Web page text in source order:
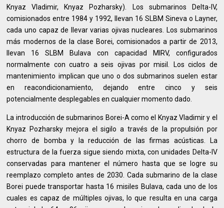
Knyaz Vladimir, Knyaz Pozharsky). Los submarinos Delta-IV,
comisionados entre 1984 y 1992, llevan 16 SLBM Sineva o Layner,
cada uno capaz de llevar varias ojivas nucleares. Los submarinos
más modernos de la clase Borei, comisionados a partir de 2013,
llevan 16 SLBM Bulava con capacidad MIRV, configurados
normalmente con cuatro a seis ojivas por misil. Los ciclos de
mantenimiento implican que uno o dos submarinos suelen estar
en reacondicionamiento, dejando entre cinco y seis
potencialmente desplegables en cualquier momento dado.
La introducción de submarinos Borei-A como el Knyaz Vladimir y el
Knyaz Pozharsky mejora el sigilo a través de la propulsión por
chorro de bomba y la reducción de las firmas acústicas. La
estructura de la fuerza sigue siendo mixta, con unidades Delta-IV
conservadas para mantener el número hasta que se logre su
reemplazo completo antes de 2030. Cada submarino de la clase
Borei puede transportar hasta 16 misiles Bulava, cada uno de los
cuales es capaz de múltiples ojivas, lo que resulta en una carga